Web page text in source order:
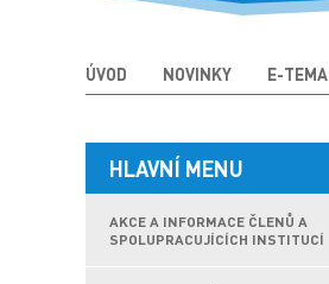
ÚVOD NOVINKY E-TEMA
HLAVNÍ MENU
AKCE A INFORMACE ČLENŮ A
SPOLUPRACUJÍCÍCH INSTITUCÍ